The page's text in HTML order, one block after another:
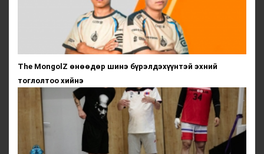
The MongolZ өнөөдөр шинэ бүрэлдэхүүнтэй эхний
тоглолтоо хийнэ